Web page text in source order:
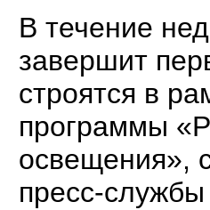
В течение
завершит
строятся в
программы
освещения»,
пресс-